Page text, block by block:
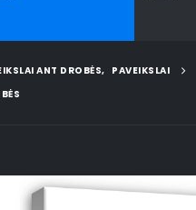
ANT DROBĖS, PAVEIKSLAI